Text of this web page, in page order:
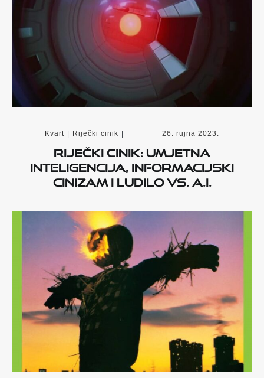
Kvart Riječki cinik 26. rujna 2023.
RIJEČKI CINIK: UMJETNA
INTELIGENCIJA, INFORMACIJSKI
CINIZAM I LUDILO VS. A.I.